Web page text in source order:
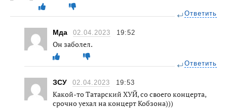
Ответить
Мда 02.04.2023 19:52
Он заболел.
Ответить
ЗСУ 02.04.2023 19:53
Какой-то Татарский ХУЙ, со своего концерта,
срочно уехал на концерт Кобзона)))